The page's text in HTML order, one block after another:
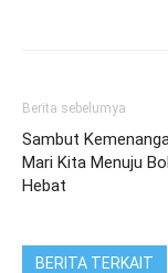
Berita sebelumya
Sambut
Mari Kita Menuju
Hebat
BERITA TERKAIT